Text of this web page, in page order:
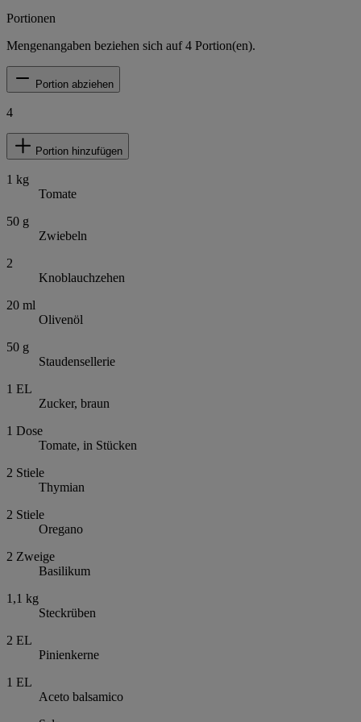
Portionen
Mengenangaben beziehen sich auf4 Portion(en).
Portion abziehen
4
Portion hinzufügen
1 kg
Tomate
50 g
Zwiebeln
2
Knoblauchzehen
20 ml
Olivenöl
50 g
Staudensellerie
1 EL
Zucker, braun
1 Dose
Tomate, in Stücken
2 Stiele
Thymian
2 Stiele
Oregano
2 Zweige
Basilikum
1,1 kg
Steckrüben
2 EL
Pinienkerne
1 EL
Aceto balsamico